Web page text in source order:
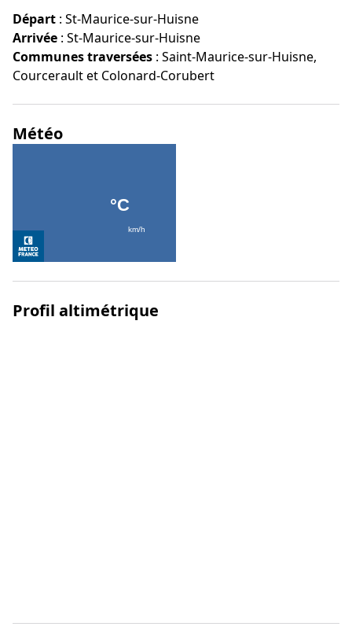
Départ : St-Maurice-sur-Huisne
Arrivée : St-Maurice-sur-Huisne
Communes traversées : Saint-Maurice-sur-Huisne,
Courcerault et Colonard-Corubert
Météo
Profil altimétrique